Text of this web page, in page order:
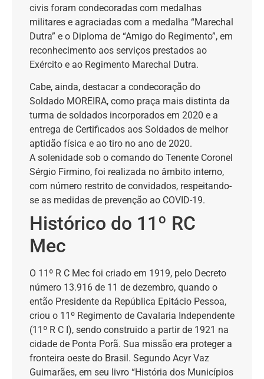
civis foram condecoradas com medalhas
militares e agraciadas com a medalha “Marechal
Dutra” e o Diploma de “Amigo do Regimento”, em
reconhecimento aos serviços prestados ao
Exército e ao Regimento Marechal Dutra.
Cabe, ainda, destacar a condecoração do
Soldado MOREIRA, como praça mais distinta da
turma de soldados incorporados em 2020 e a
entrega de Certificados aos Soldados de melhor
aptidão física e ao tiro no ano de 2020.
A solenidade sob o comando do Tenente Coronel
Sérgio Firmino, foi realizada no âmbito interno,
com número restrito de convidados, respeitando-
se as medidas de prevenção ao COVID-19.
Histórico do 11º RC
Mec
O 11º R C Mec foi criado em 1919, pelo Decreto
número 13.916 de 11 de dezembro, quando o
então Presidente da República Epitácio Pessoa,
criou o 11º Regimento de Cavalaria Independente
(11º R C I), sendo construido a partir de 1921 na
cidade de Ponta Porã. Sua missão era proteger a
fronteira oeste do Brasil. Segundo Acyr Vaz
Guimarães, em seu livro “História dos Municípios